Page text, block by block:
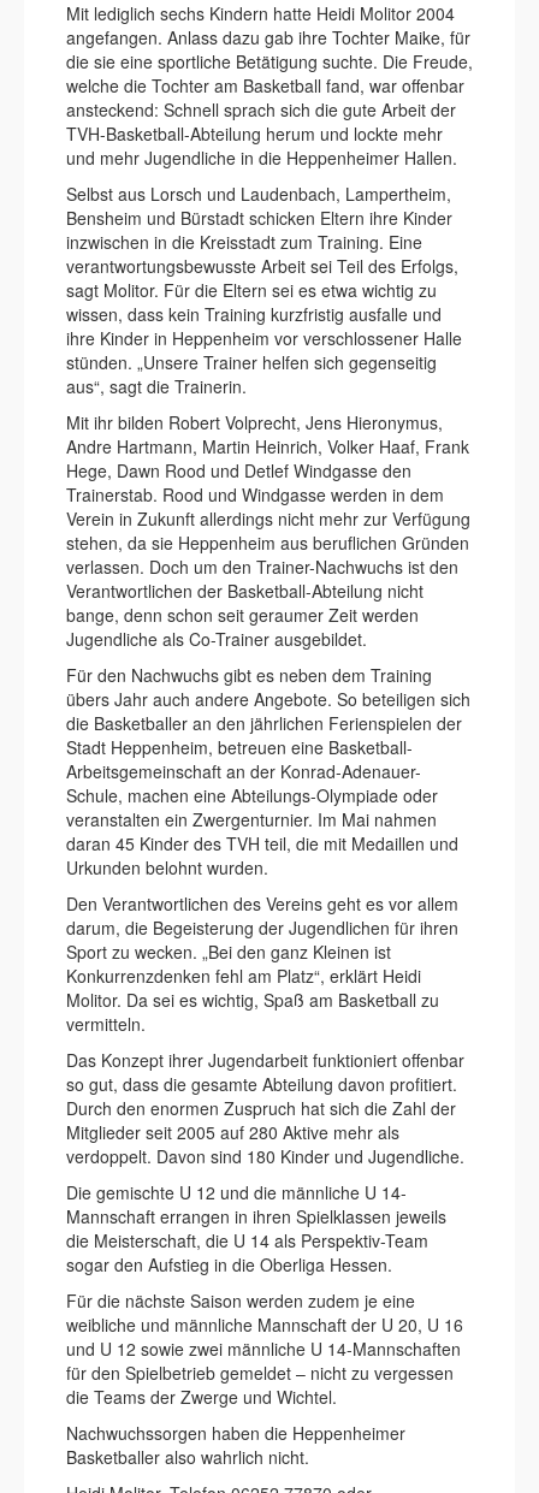
Mit lediglich sechs Kindern hatte Heidi Molitor 2004
angefangen. Anlass dazu gab ihre Tochter Maike, für
die sie eine sportliche Betätigung suchte. Die Freude,
welche die Tochter am Basketball fand, war offenbar
ansteckend: Schnell sprach sich die gute Arbeit der
TVH-Basketball-Abteilung herum und lockte mehr
und mehr Jugendliche in die Heppenheimer Hallen.
Selbst aus Lorsch und Laudenbach, Lampertheim,
Bensheim und Bürstadt schicken Eltern ihre Kinder
inzwischen in die Kreisstadt zum Training. Eine
verantwortungsbewusste Arbeit sei Teil des Erfolgs,
sagt Molitor. Für die Eltern sei es etwa wichtig zu
wissen, dass kein Training kurzfristig ausfalle und
ihre Kinder in Heppenheim vor verschlossener Halle
stünden. „Unsere Trainer helfen sich gegenseitig
aus“, sagt die Trainerin.
Mit ihr bilden Robert Volprecht, Jens Hieronymus,
Andre Hartmann, Martin Heinrich, Volker Haaf, Frank
Hege, Dawn Rood und Detlef Windgasse den
Trainerstab. Rood und Windgasse werden in dem
Verein in Zukunft allerdings nicht mehr zur Verfügung
stehen, da sie Heppenheim aus beruflichen Gründen
verlassen. Doch um den Trainer-Nachwuchs ist den
Verantwortlichen der Basketball-Abteilung nicht
bange, denn schon seit geraumer Zeit werden
Jugendliche als Co-Trainer ausgebildet.
Für den Nachwuchs gibt es neben dem Training
übers Jahr auch andere Angebote. So beteiligen sich
die Basketballer an den jährlichen Ferienspielen der
Stadt Heppenheim, betreuen eine Basketball-
Arbeitsgemeinschaft an der Konrad-Adenauer-
Schule, machen eine Abteilungs-Olympiade oder
veranstalten ein Zwergenturnier. Im Mai nahmen
daran 45 Kinder des TVH teil, die mit Medaillen und
Urkunden belohnt wurden.
Den Verantwortlichen des Vereins geht es vor allem
darum, die Begeisterung der Jugendlichen für ihren
Sport zu wecken. „Bei den ganz Kleinen ist
Konkurrenzdenken fehl am Platz“, erklärt Heidi
Molitor. Da sei es wichtig, Spaß am Basketball zu
vermitteln.
Das Konzept ihrer Jugendarbeit funktioniert offenbar
so gut, dass die gesamte Abteilung davon profitiert.
Durch den enormen Zuspruch hat sich die Zahl der
Mitglieder seit 2005 auf 280 Aktive mehr als
verdoppelt. Davon sind 180 Kinder und Jugendliche.
Die gemischte U 12 und die männliche U 14-
Mannschaft errangen in ihren Spielklassen jeweils
die Meisterschaft, die U 14 als Perspektiv-Team
sogar den Aufstieg in die Oberliga Hessen.
Für die nächste Saison werden zudem je eine
weibliche und männliche Mannschaft der U 20, U 16
und U 12 sowie zwei männliche U 14-Mannschaften
für den Spielbetrieb gemeldet – nicht zu vergessen
die Teams der Zwerge und Wichtel.
Nachwuchssorgen haben die Heppenheimer
Basketballer also wahrlich nicht.